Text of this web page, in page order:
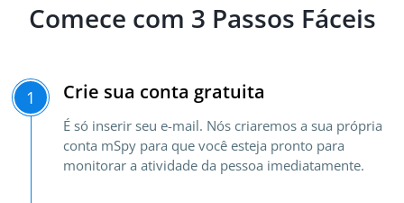
Comece com 3 Passos Fáceis
1 Crie sua conta gratuita
É só inserir seu e-mail. Nós criaremos a sua própria
conta mSpy para que você esteja pronto para
monitorar a atividade da pessoa imediatamente.